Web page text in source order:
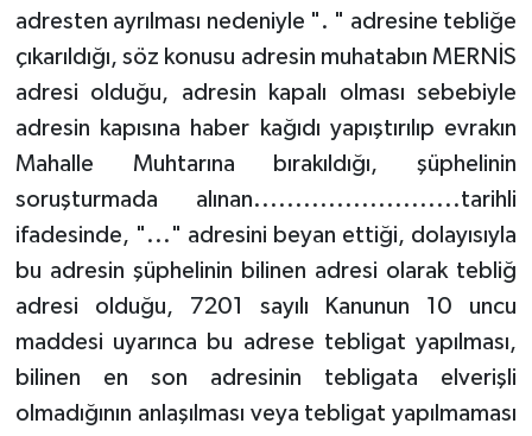
adresten ayrılması nedeniyle ". " adresine tebliğe
çıkarıldığı, söz konusu adresin muhatabın MERNİS
adresi olduğu, adresin kapalı olması sebebiyle
adresin kapısına haber kağıdı yapıştırılıp evrakın
Mahalle Muhtarına bırakıldığı, şüphelinin
soruşturmada alınan.........................tarihli
ifadesinde, "..." adresini beyan ettiği, dolayısıyla
bu adresin şüphelinin bilinen adresi olarak tebliğ
adresi olduğu, 7201 sayılı Kanunun 10 uncu
maddesi uyarınca bu adrese tebligat yapılması,
bilinen en son adresinin tebligata elverişli
olmadığının anlaşılması veya tebligat yapılmaması